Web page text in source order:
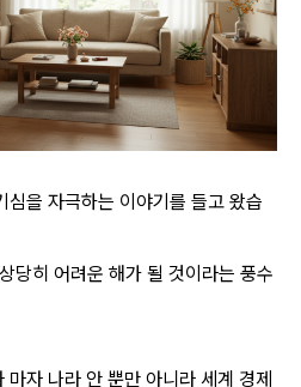
심을 자극하는 이야기를 들고 왔습
당히 어려운 해가 될 것이라는 풍수
마자 나라 안 뿐만 아니라 세계 경제